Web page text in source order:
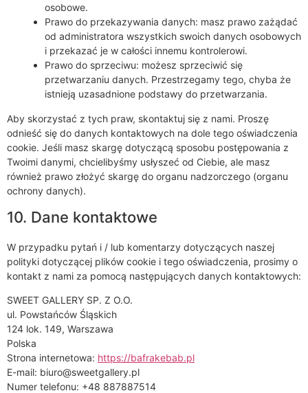
osobowe.
Prawo do przekazywania danych: masz prawo zażądać
od administratora wszystkich swoich danych osobowych
i przekazać je w całości innemu kontrolerowi.
Prawo do sprzeciwu: możesz sprzeciwić się
przetwarzaniu danych. Przestrzegamy tego, chyba że
istnieją uzasadnione podstawy do przetwarzania.
Aby skorzystać z tych praw, skontaktuj się z nami. Proszę
odnieść się do danych kontaktowych na dole tego oświadczenia
cookie. Jeśli masz skargę dotyczącą sposobu postępowania z
Twoimi danymi, chcielibyśmy usłyszeć od Ciebie, ale masz
również prawo złożyć skargę do organu nadzorczego (organu
ochrony danych).
10. Dane kontaktowe
W przypadku pytań i / lub komentarzy dotyczących naszej
polityki dotyczącej plików cookie i tego oświadczenia, prosimy o
kontakt z nami za pomocą następujących danych kontaktowych:
SWEET GALLERY SP. Z O.O.
ul. Powstańców Śląskich
124 lok. 149, Warszawa
Polska
Strona internetowa: https://bafrakebab.pl
E-mail: biuro@sweetgallery.pl
Numer telefonu: +48 887887514